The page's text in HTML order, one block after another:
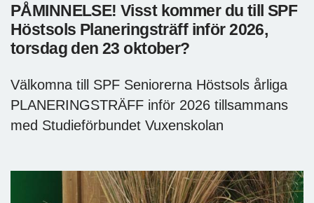
PÅMINNELSE! Visst kommer du till SPF
Höstsols Planeringsträff inför 2026,
torsdag den 23 oktober?
Välkomna till SPF Seniorerna Höstsols årliga
PLANERINGSTRÄFF inför 2026 tillsammans
med Studieförbundet Vuxenskolan